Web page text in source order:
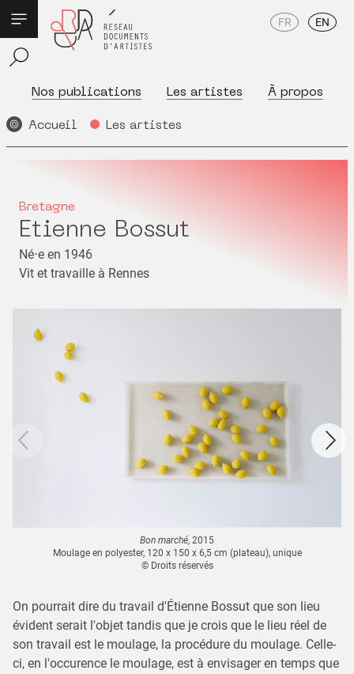
Nos publications Les artistes À propos
FR EN
Accueil Les artistes
Bretagne
Etienne Bossut
Né⋅e en 1946
Vit et travaille à Rennes
Bon marché, 2015
Moulage en polyester, 120 x 150 x 6,5 cm (plateau), unique
© Droits réservés
On pourrait dire du travail d'Étienne Bossut que son lieu
évident serait l'objet tandis que je crois que le lieu réel de
son travail est le moulage, la procédure du moulage. Celle-
ci, en l'occurence le moulage, est à envisager en temps que